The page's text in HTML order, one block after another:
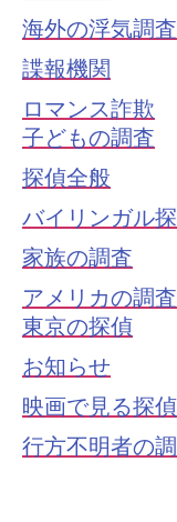
海外の浮気調査
諜報機関
ロマンス詐欺
子どもの調査
探偵全般
バイリンガル
家族の調査
アメリカの調査
東京の探偵
お知らせ
映画で見る探偵
行方不明者の